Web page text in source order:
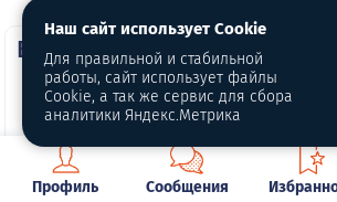
ВИП автомобили
Профиль Сообщения
Наш сайт использует Cookie
Для правильной и стабильной
работы, сайт использует файлы
Cookie, а так же сервис для сбора
аналитики Яндекс.Метрика